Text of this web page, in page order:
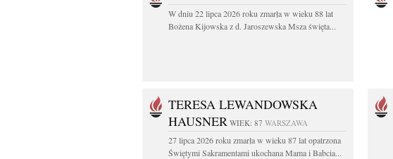
W dniu 22 lipca 2026 roku zmarła w wieku 88 lat
Bożena Kijowska z d. Jaroszewska Msza święta...
TERESA LEWANDOWSKA
HAUSNER WIEK: 87 WARSZAWA
27 lipca 2026 roku zmarła w wieku 87 lat opatrzona
Świętymi Sakramentami ukochana Mama i Babcia...